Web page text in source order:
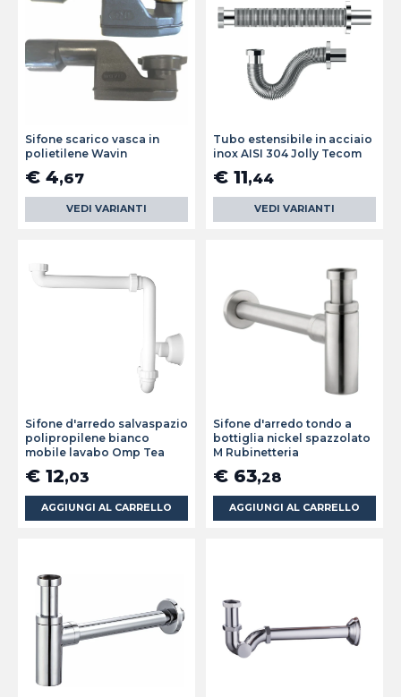
Sifone scarico vasca in
polietilene Wavin
€ 4,67
VEDI VARIANTI
Tubo estensibile in acciaio
inox AISI 304 Jolly Tecom
€ 11,44
VEDI VARIANTI
Sifone d'arredo salvaspazio
polipropilene bianco
mobile lavabo Omp Tea
€ 12,03
AGGIUNGI AL CARRELLO
Sifone d'arredo tondo a
bottiglia nickel spazzolato
M Rubinetteria
€ 63,28
AGGIUNGI AL CARRELLO